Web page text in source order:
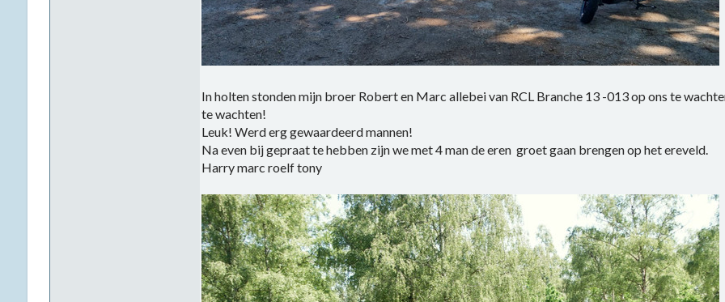
In holten stonden mijn broer Robert en Marc allebei van RCL Branche 13 -013 op ons te
te wachten!
Leuk! Werd erg gewaardeerd mannen!
Na even bij gepraat te hebben zijn we met 4 man de eren groet gaan brengen op het ereveld.
Harry marc roelf tony